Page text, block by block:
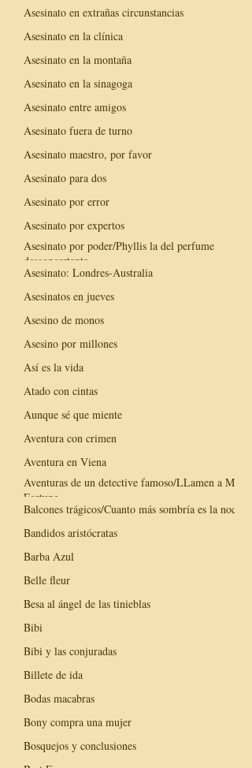
Asesinato en extrañas circunstancias
Asesinato en la clínica
Asesinato en la montaña
Asesinato en la sinagoga
Asesinato entre amigos
Asesinato fuera de turno
Asesinato maestro, por favor
Asesinato para dos
Asesinato por error
Asesinato por expertos
Asesinato por poder/Phyllis la del perfume
desconcertante
Asesinato: Londres-Australia
Asesinatos en jueves
Asesino de monos
Asesino por millones
Así es la vida
Atado con cintas
Aunque sé que miente
Aventura con crimen
Aventura en Viena
Aventuras de un detective famoso/LLamen a Mr.
Fortune
Balcones trágicos/Cuanto más sombría es la noche
Bandidos aristócratas
Barba Azul
Belle fleur
Besa al ángel de las tinieblas
Bibi
Bibi y las conjuradas
Billete de ida
Bodas macabras
Bony compra una mujer
Bosquejos y conclusiones